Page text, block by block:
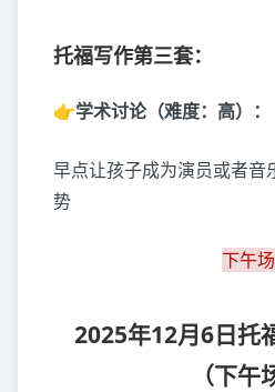
托福写作第三套：
👉学术讨论（难度：高）：
早点让孩子成为演员或者音
势
下午场
2025年12月6日托
（下午